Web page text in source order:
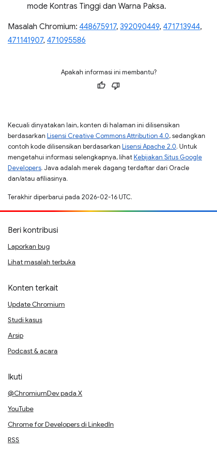
mode Kontras Tinggi dan Warna Paksa.
Masalah Chromium: 448675917, 392090449, 471713944,
471141907, 471095586
Apakah informasi ini membantu?
Kecuali dinyatakan lain, konten di halaman ini dilisensikan
berdasarkan Lisensi Creative Commons Attribution 4.0, sedangkan
contoh kode dilisensikan berdasarkan Lisensi Apache 2.0. Untuk
mengetahui informasi selengkapnya, lihatKebijakan Situs Google
Developers. Java adalah merek dagang terdaftar dari Oracle
dan/atau afiliasinya.
Terakhir diperbarui pada 2026-02-16 UTC.
Beri kontribusi
Laporkan bug
Lihat masalah terbuka
Konten terkait
Update Chromium
Studi kasus
Arsip
Podcast & acara
Ikuti
@ChromiumDev pada X
YouTube
Chrome for Developers di LinkedIn
RSS